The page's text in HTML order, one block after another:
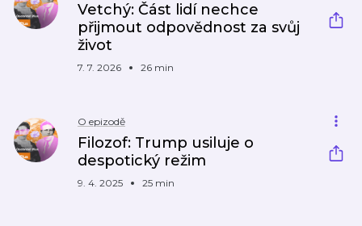
Vetchý: Část lidí nechce
přijmout odpovědnost za svůj
život
7. 7. 2026 26 min
O epizodě
Filozof: Trump usiluje o
despotický režim
9. 4. 2025 25 min